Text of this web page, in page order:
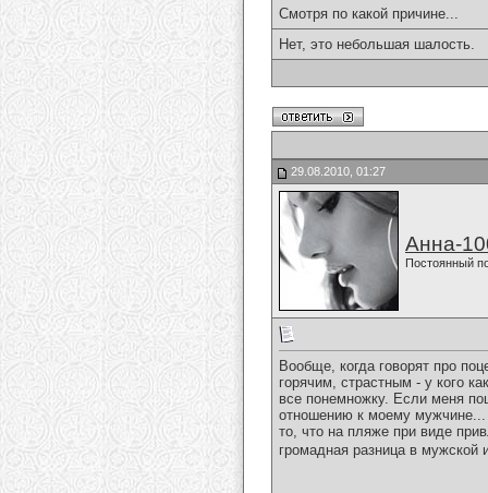
Смотря по какой причине...
Нет, это небольшая шалость.
29.08.2010, 01:27
Анна-
Постоянный
Вообще, когда говорят про
горячим, страстным - у кого
все понемножку. Если меня
отношению к моему мужчине...
то, что на пляже при виде
громадная разница в мужской